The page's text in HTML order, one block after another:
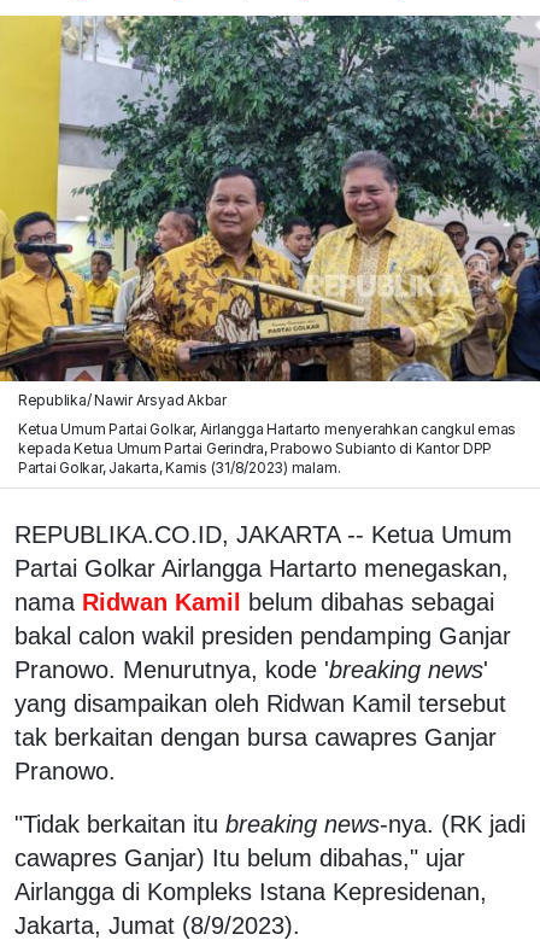
Republika/ Nawir Arsyad Akbar
Ketua Umum Partai Golkar, Airlangga Hartarto menyerahkan cangkul emas
kepada Ketua Umum Partai Gerindra, Prabowo Subianto di Kantor DPP
Partai Golkar, Jakarta, Kamis (31/8/2023) malam.
REPUBLIKA.CO.ID, JAKARTA -- Ketua Umum
Partai Golkar Airlangga Hartarto menegaskan,
nama Ridwan Kamil
belum dibahas sebagai
bakal calon wakil presiden pendamping Ganjar
Pranowo. Menurutnya, kode 'breaking news'
yang disampaikan oleh Ridwan Kamil tersebut
tak berkaitan dengan bursa cawapres Ganjar
Pranowo.
"Tidak berkaitan itu breaking news-nya. (RK jadi
cawapres Ganjar) Itu belum dibahas," ujar
Airlangga di Kompleks Istana Kepresidenan,
Jakarta, Jumat (8/9/2023).